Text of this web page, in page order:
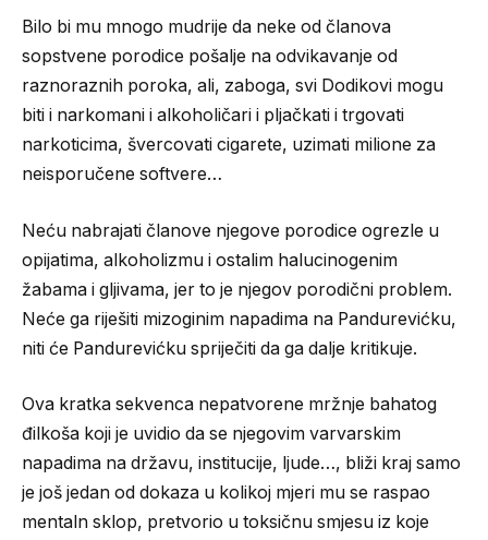
Bilo bi mu mnogo mudrije da neke od članova
sopstvene porodice pošalje na odvikavanje od
raznoraznih poroka, ali, zaboga, svi Dodikovi mogu
biti i narkomani i alkoholičari i pljačkati i trgovati
narkoticima, švercovati cigarete, uzimati milione za
neisporučene softvere…
Neću nabrajati članove njegove porodice ogrezle u
opijatima, alkoholizmu i ostalim halucinogenim
žabama i gljivama, jer to je njegov porodični problem.
Neće ga riješiti mizoginim napadima na Pandurevićku,
niti će Pandurevićku spriječiti da ga dalje kritikuje.
Ova kratka sekvenca nepatvorene mržnje bahatog
đilkoša koji je uvidio da se njegovim varvarskim
napadima na državu, institucije, ljude…, bliži kraj samo
je još jedan od dokaza u kolikoj mjeri mu se raspao
mentaln sklop, pretvorio u toksičnu smjesu iz koje